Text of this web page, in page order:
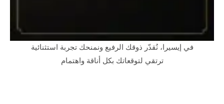
في إيسيرا، نُقدّر ذوقك الرفيع ونمنحك تجربة استثنائية
ترتقي لتوقعاتك بكل أناقة واهتمام